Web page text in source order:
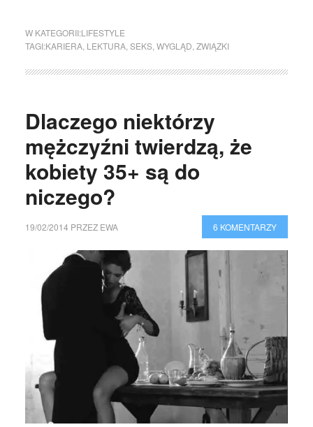
W KATEGORII:LIFESTYLE
TAGI:KARIERA, LEKTURA,SEKS,WYGLĄD,ZWIĄZKI
Dlaczego niektórzy
mężczyźni twierdzą, że
kobiety 35+ są do
niczego?
19/02/2014 PRZEZ EWA 6 KOMENTARZY